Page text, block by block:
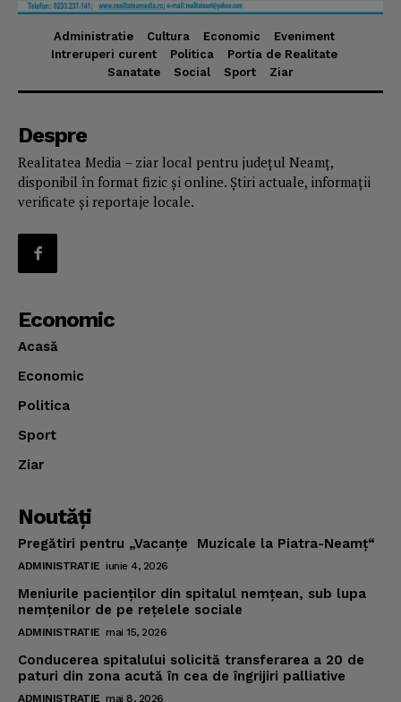
Administratie Cultura Economic
Eveniment
Intreruperi curent
Politica
Portia de Realitate
Sanatate
Social Sport Ziar
Despre
Realitatea Media – ziar local pentru județul Neamț,
disponibil în format fizic și online. Știri actuale, informații
verificate și reportaje locale.
Economic
Acasă
Economic
Politica
Sport
Ziar
Noutăţi
Pregătiri pentru „Vacanţe Muzicale la Piatra-Neamţ“
ADMINISTRATIE iunie 4, 2026
Meniurile pacienţilor din spitalul nemţean, sub lupa
nemţenilor de pe reţelele sociale
ADMINISTRATIE mai 15, 2026
Conducerea spitalului solicită transferarea a 20 de
paturi din zona acută în cea de îngrijiri palliative
ADMINISTRATIE mai 8, 2026